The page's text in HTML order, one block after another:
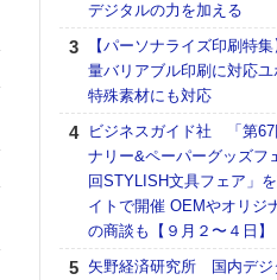
デジタルの力を加える
【パーソナライズ印刷特
量バリアブル印刷に対応
特殊素材にも対応
ビジネスガイド社 「第67
ナリー&ペーパーグッズフ
回STYLISH文具フェア」
イトで開催 OEMやオリジ
の商談も【９月２〜４日】
矢野経済研究所 国内デジ